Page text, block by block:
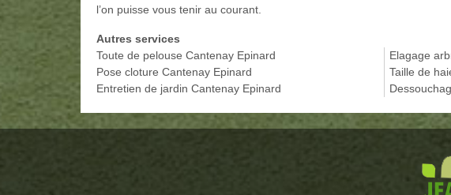
l’on puisse vous tenir au courant.
Autres services
Toute de pelouse Cantenay Epinard
Pose cloture Cantenay Epinard
Entretien de jardin Cantenay Epinard
Elagage
Taille de